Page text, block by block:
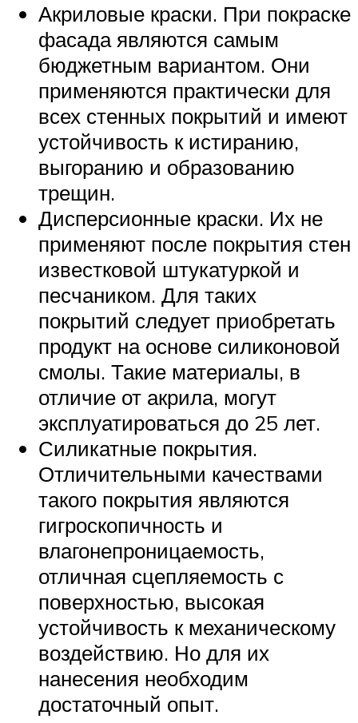
Акриловые краски. При покраске
фасада являются самым
бюджетным вариантом. Они
применяются практически для
всех стенных покрытий и имеют
устойчивость к истиранию,
выгоранию и образованию
трещин.
Дисперсионные краски. Их не
применяют после покрытия стен
известковой штукатуркой и
песчаником. Для таких
покрытий следует приобретать
продукт на основе силиконовой
смолы. Такие материалы, в
отличие от акрила, могут
эксплуатироваться до 25 лет.
Силикатные покрытия.
Отличительными качествами
такого покрытия являются
гигроскопичность и
влагонепроницаемость,
отличная сцепляемость с
поверхностью, высокая
устойчивость к механическому
воздействию. Но для их
нанесения необходим
достаточный опыт.